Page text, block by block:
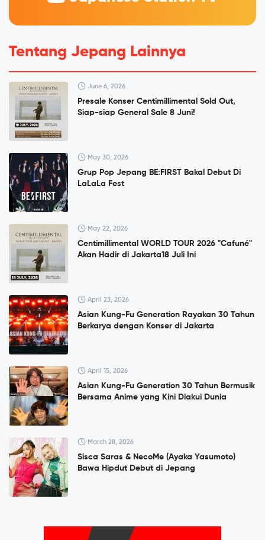
Tentang Jepang Lainnya
June 6, 2026
Presale Konser Centimillimental Sold Out,
Siap-siap General Sale 8 Juni!
May 30, 2026
Grup Pop Jepang BE:FIRST Bakal Debut Di
LaLaLa Fest
May 22, 2026
Centimillimental WORLD TOUR 2026 "Cafuné"
Akan Hadir di Jakarta18 Juli Ini
April 23, 2026
Asian Kung-Fu Generation Rayakan 30 Tahun
Berkarya dengan Konser di Jakarta
April 15, 2026
Asian Kung-Fu Generation 30 Tahun Bermusik
Bersama Anime yang Kini Diakui Dunia
March 28, 2026
Sisca Saras & NecoMe (Ayaka Yasumoto)
Bawa Hipdut Debut di Jepang